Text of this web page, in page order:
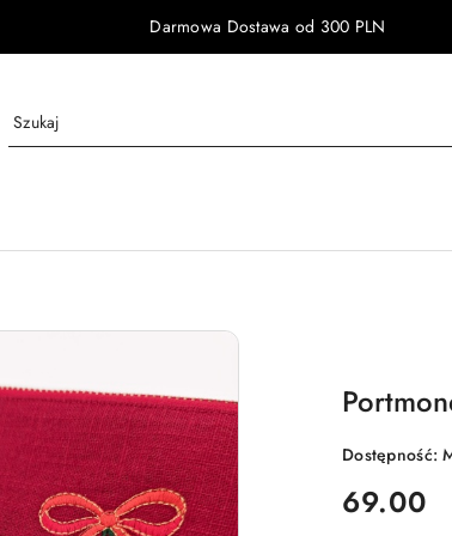
Darmowa Dostawa od 300 PLN
Dostępność:
cena:
69.00